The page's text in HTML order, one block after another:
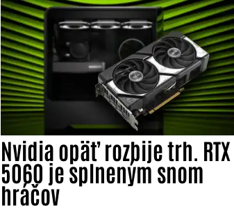
Nvidia opäť rozbije trh. RTX
5060 je splneným snom
hráčov